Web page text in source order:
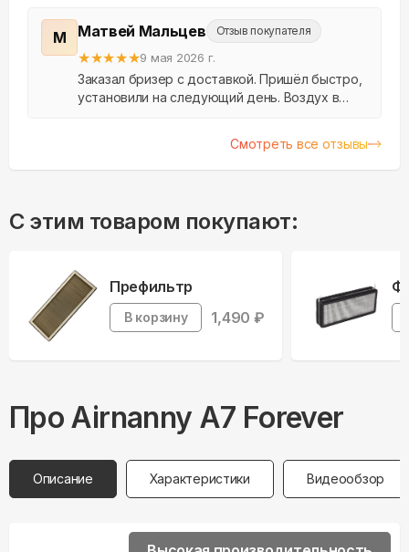
М Матвей Мальцев Отзыв покупателя
★★★★★9 мая 2026 г.
Заказал бризер с доставкой. Пришёл быстро,
установили на следующий день. Воздух в
Смотреть все отзывы
С этим товаром покупают:
Префильтр
В корзину 1,490 ₽
Про Airnanny A7 Forever
Описание Характеристики Видеообзор